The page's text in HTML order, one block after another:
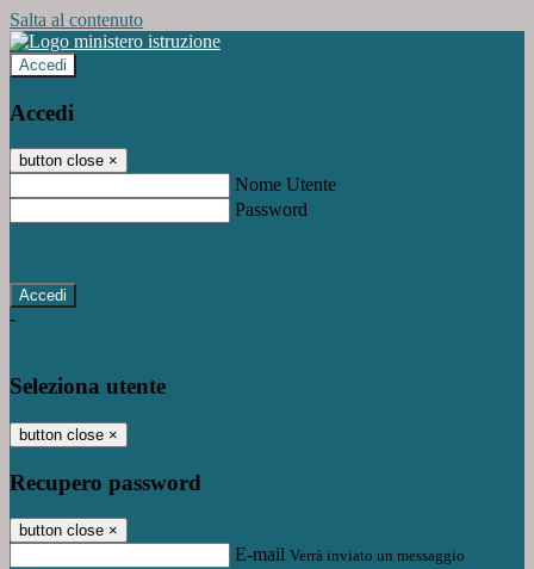
Salta al contenuto
Accedi
Accedi
button close ×
Nome Utente
Password
-
Seleziona utente
button close ×
Recupero password
button close ×
E-mail Verrà inviato un messaggio